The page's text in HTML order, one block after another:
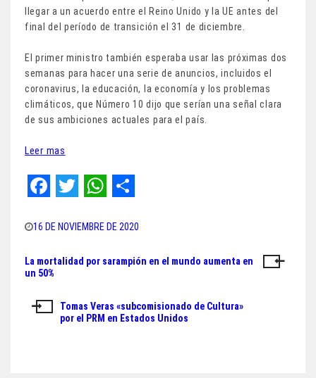
llegar a un acuerdo entre el Reino Unido y la UE antes del
final del período de transición el 31 de diciembre.
El primer ministro también esperaba usar las próximas dos
semanas para hacer una serie de anuncios, incluidos el
coronavirus, la educación, la economía y los problemas
climáticos, que Número 10 dijo que serían una señal clara
de sus ambiciones actuales para el país.
Leer mas
a
c
e
b
o
w
i
t
e
h
a
s
A
h
a
e
16 DE NOVIEMBRE DE 2020
Navegación
entradas
La mortalidad por sarampión en el mundo aumenta en
un 50%
Tomas Veras «subcomisionado de Cultura»
por el PRM en Estados Unidos